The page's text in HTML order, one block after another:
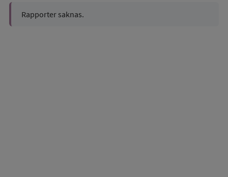
Rapporter saknas.